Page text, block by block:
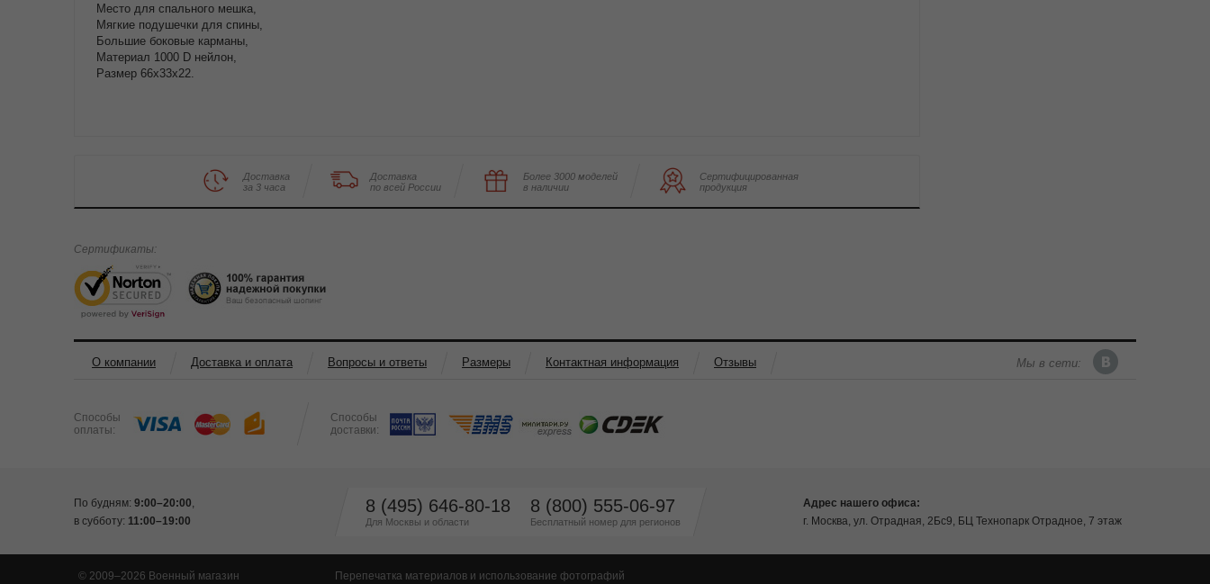
Место для спального мешка,
Мягкие подушечки для спины,
Большие боковые карманы,
Материал 1000 D нейлон,
Размер 66х33х22.
Доставка
за 3 часа
Доставка
по всей России
Более 3000 моделей
в наличии
Сертифицированная
продукция
Сертификаты:
О компании Доставка и оплата Вопросы и ответы Размеры Контактная информация Отзывы Мы в сети:
Способы
оплаты:
Способы
доставки:
По будням: 9:00–20:00,
в субботу: 11:00–19:00
8 (495) 646-80-18
Для Москвы и области
8 (800) 555-06-97
Бесплатный номер для регионов
Адрес нашего офиса:
г. Москва, ул. Отрадная, 2Бс9, БЦ Технопарк Отрадное, 7 этаж
© 2009–2026 Военный магазин Перепечатка материалов и использование фотографий